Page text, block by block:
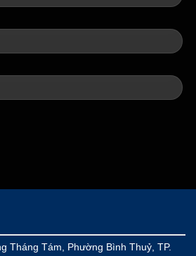
Tháng Tám, Phường Bình Thuỷ, TP.